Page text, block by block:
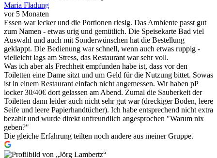
Maria Fladung
vor 5 Monaten
Essen war lecker und die Portionen riesig. Das Ambiente passt gut
zum Namen - etwas urig und gemütlich. Die Speisekarte Bad viel
Auswahl und auch mit Sonderwünschen hat die Bestellung
geklappt. Die Bedienung war schnell, wenn auch etwas ruppig -
vielleicht lags am Stress, das Restaurant war sehr voll.
Was ich aber als Frechheit empfunden habe ist, dass vor den
Toiletten eine Dame sitzt und um Geld für die Nutzung bittet. Sowas
ist in einem Restaurant einfach nicht angemessen. Wir haben pP
locker 30/40€ dort gelassen am Abend. Zumal die Sauberkeit der
Toiletten dann leider auch nicht sehr gut war (dreckiger Boden, leere
Seife und leere Papierhandtücher). Ich habe entsprechend nicht extra
bezahlt und wurde direkt unfreundlich angesprochen "Warum nix
geben?"
Die gleiche Erfahrung teilten noch andere aus meiner Gruppe.